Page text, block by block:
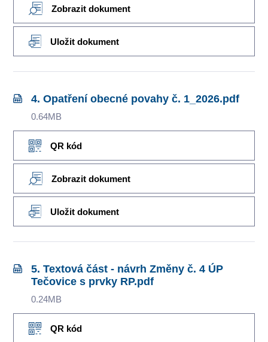
Zobrazit dokument
Uložit dokument
4. Opatření obecné povahy č. 1_2026.pdf
0.64MB
QR kód
Zobrazit dokument
Uložit dokument
5. Textová část - návrh Změny č. 4 ÚP
Tečovice s prvky RP.pdf
0.24MB
QR kód